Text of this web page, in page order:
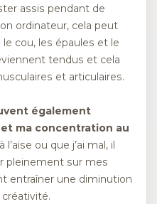
assis pendant de
ordinateur, cela peut
cou, les épaules et le
tendus et cela
et articulaires.
également
ma concentration au
ou que j’ai mal, il
pleinement sur mes
entraîner une diminution